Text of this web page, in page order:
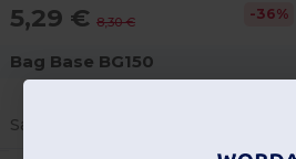
5,29 € 8,30 € -36%
Bag Base BG150
Sac de voyage repliable